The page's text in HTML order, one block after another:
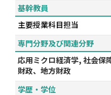
基幹教員
主要授業科目担当
専門分野及び関連分野
応用ミクロ経済学, 社会保
財政、地方財政
学歴・学位